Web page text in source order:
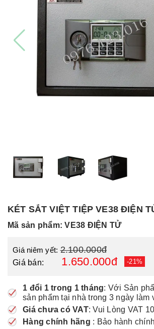
KÉT SẮT VIỆT TIỆP VE38 ĐIỆN
Mã sản phẩm: VE38 ĐIỆN TỬ
Giá niêm yết:2.100.000đ
Giá bán: 1.650.000đ -21%
1 đổi 1 trong 1 tháng: Với Sản
sản phẩm tại nhà trong 3 ngày làm
Giá chưa có VAT: Vui Lòng VAT
Hàng chính hãng : Bảo hành